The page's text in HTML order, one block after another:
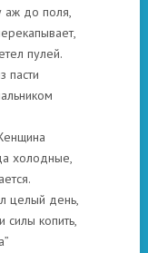
аж до поля,
пулей.
пасти
холодные,
целый день,
силы копить,